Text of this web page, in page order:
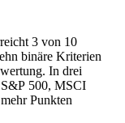
3 von 10
binäre Kriterien
In drei
500, MSCI
Punkten